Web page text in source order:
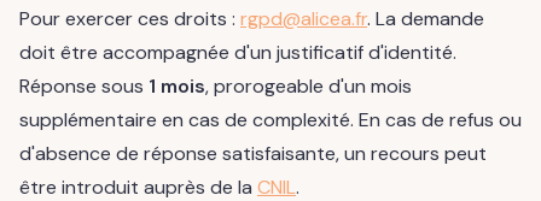
Pour exercer ces droits : rgpd@alicea.fr. La demande
doit être accompagnée d'un justificatif d'identité.
Réponse sous 1 mois, prorogeable d'un mois
supplémentaire en cas de complexité. En cas de refus ou
d'absence de réponse satisfaisante, un recours peut
être introduit auprès de la CNIL.